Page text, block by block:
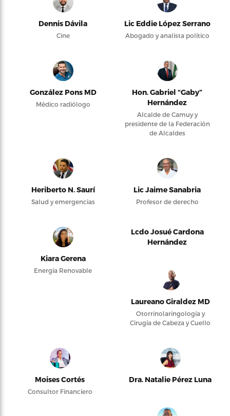
Dennis Dávila
Cine
Lic Eddie López Serrano
Abogado y analista político
González Pons MD
Médico radiólogo
Hon. Gabriel “Gaby”
Hernández
Alcalde de Camuy y
presidente de la Federación
de Alcaldes
Heriberto N. Saurí
Salud y emergencias
Lic Jaime Sanabria
Profesor de derecho
Kiara Gerena
Energía Renovable
Lcdo Josué Cardona
Hernández
Laureano Giraldez MD
Otorrinolaringología y
Cirugía de Cabeza y Cuello
Moises Cortés
Consultor Financiero
Dra. Natalie Pérez Luna